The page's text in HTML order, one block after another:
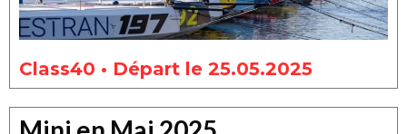
Class40 • Départ le 25.05.2025